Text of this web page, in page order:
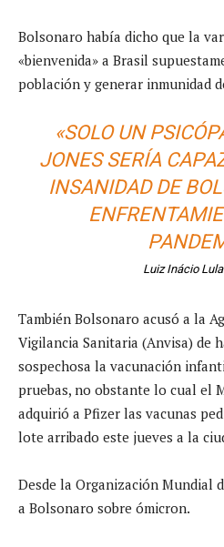
Bolsonaro había dicho que la
«bienvenida» a Brasil
población y generar inmunidad
«SOLO UN
JONES SERÍA
INSANIDAD DE
Luiz Inácio
También Bolsonaro acusó a la
Vigilancia Sanitaria (Anvisa) de
sospechosa la vacunación
pruebas, no obstante lo cual el
adquirió a Pfizer las vacunas
lote arribado este jueves a la
Desde la Organización Mundial
a Bolsonaro sobre ómicron.